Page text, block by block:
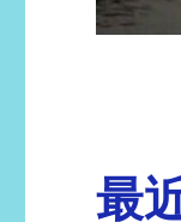
最